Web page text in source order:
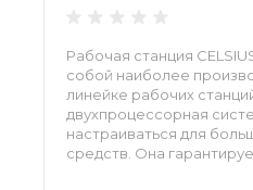
Рабочая станция
собой наиболее
линейке рабочих
двухпроцессорная
настраиваться для
средств. Она